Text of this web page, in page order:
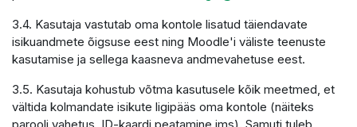
3.4. Kasutaja vastutab oma kontole lisatud täiendavate
isikuandmete õigsuse eest ning Moodle'i väliste teenuste
kasutamise ja sellega kaasneva andmevahetuse eest.
3.5. Kasutaja kohustub võtma kasutusele kõik meetmed, et
vältida kolmandate isikute ligipääs oma kontole (näiteks